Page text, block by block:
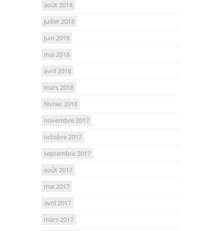
août 2018
juillet 2018
juin 2018
mai 2018
avril 2018
mars 2018
février 2018
novembre 2017
octobre 2017
septembre 2017
août 2017
mai 2017
avril 2017
mars 2017